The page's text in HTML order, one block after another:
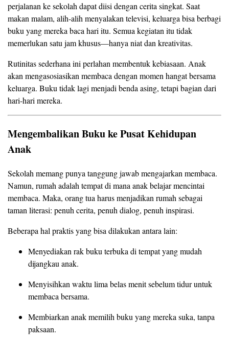
perjalanan ke sekolah dapat diisi dengan cerita singkat. Saat
makan malam, alih-alih menyalakan televisi, keluarga bisa berbagi
buku yang mereka baca hari itu. Semua kegiatan itu tidak
memerlukan satu jam khusus—hanya niat dan kreativitas.
Rutinitas sederhana ini perlahan membentuk kebiasaan. Anak
akan mengasosiasikan membaca dengan momen hangat bersama
keluarga. Buku tidak lagi menjadi benda asing, tetapi bagian dari
hari-hari mereka.
Mengembalikan Buku ke Pusat Kehidupan
Anak
Sekolah memang punya tanggung jawab mengajarkan membaca.
Namun, rumah adalah tempat di mana anak belajar mencintai
membaca. Maka, orang tua harus menjadikan rumah sebagai
taman literasi: penuh cerita, penuh dialog, penuh inspirasi.
Beberapa hal praktis yang bisa dilakukan antara lain:
Menyediakan rak buku terbuka di tempat yang mudah
dijangkau anak.
Menyisihkan waktu lima belas menit sebelum tidur untuk
membaca bersama.
Membiarkan anak memilih buku yang mereka suka, tanpa
paksaan.